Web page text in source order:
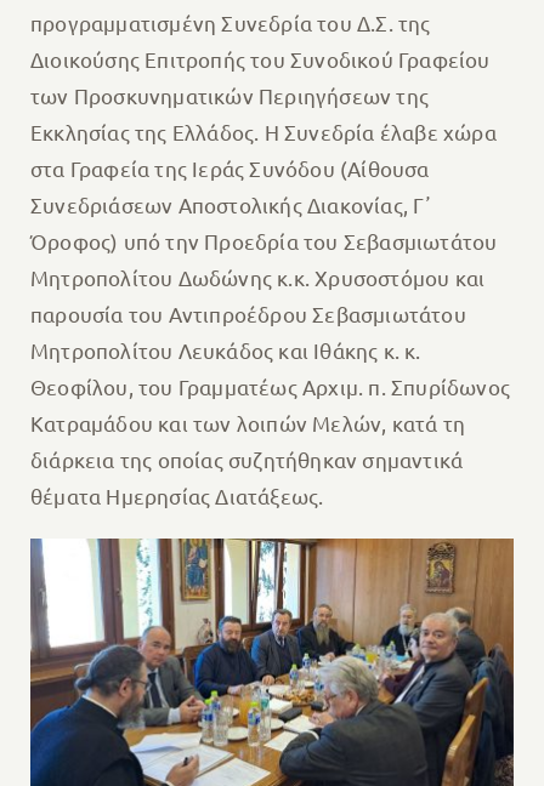
προγραμματισμένη Συνεδρία του Δ.Σ. της
Διοικούσης Επιτροπής του Συνοδικού Γραφείου
των Προσκυνηματικών Περιηγήσεων της
Εκκλησίας της Ελλάδος. Η Συνεδρία έλαβε χώρα
στα Γραφεία της Ιεράς Συνόδου (Αίθουσα
Συνεδριάσεων Αποστολικής Διακονίας, Γ᾽
Όροφος) υπό την Προεδρία του Σεβασμιωτάτου
Μητροπολίτου Δωδώνης κ.κ. Χρυσοστόμου και
παρουσία του Αντιπροέδρου Σεβασμιωτάτου
Μητροπολίτου Λευκάδος και Ιθάκης κ. κ.
Θεοφίλου, του Γραμματέως Αρχιμ. π. Σπυρίδωνος
Κατραμάδου και των λοιπών Μελών, κατά τη
διάρκεια της οποίας συζητήθηκαν σημαντικά
θέματα Ημερησίας Διατάξεως.